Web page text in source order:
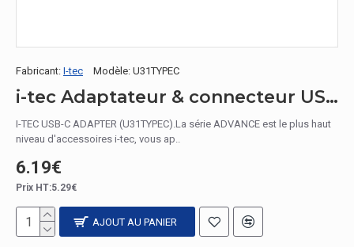
Fabricant: I-tec Modèle: U31TYPEC
i-tec Adaptateur & connecteur USB 3.1 C - USB 3.0 A USB3.1 C USB3.0 A
I-TEC USB-C ADAPTER (U31TYPEC).La série ADVANCE est le plus haut
niveau d'accessoires i-tec, vous ap..
6.19€
Prix HT:5.29€
AJOUT AU PANIER